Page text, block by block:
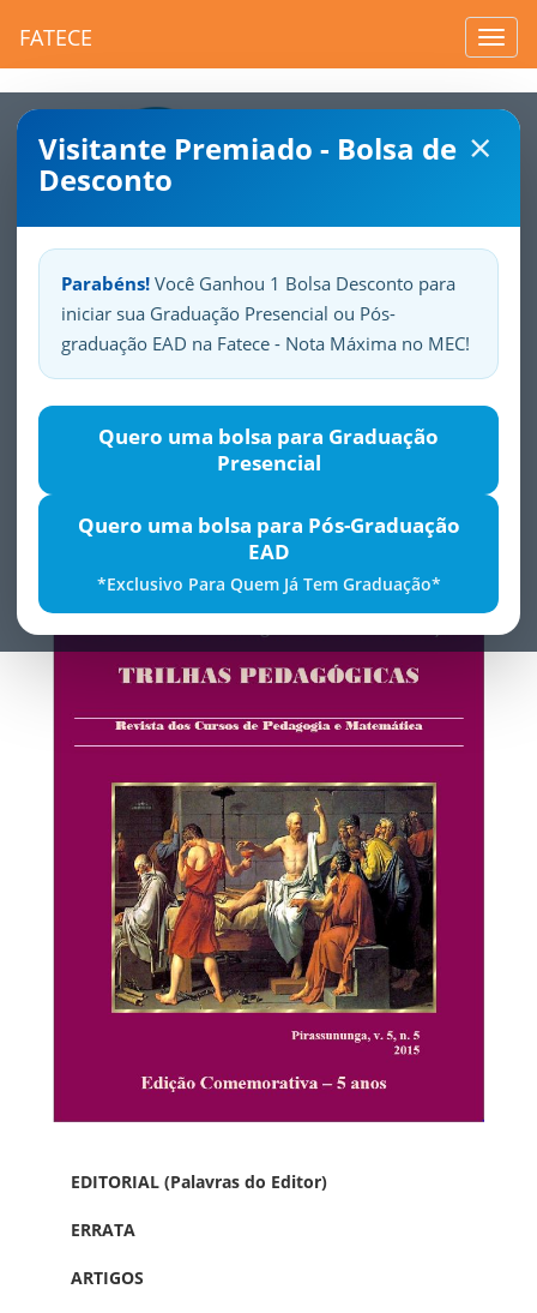
FATECE
×
Visitante Premiado - Bolsa de
Desconto
Parabéns! Você Ganhou 1 Bolsa Desconto para
iniciar sua Graduação Presencial ou Pós-
graduação EAD na Fatece - Nota Máxima no MEC!
Quero uma bolsa para Graduação
Presencial
Quero uma bolsa para Pós-Graduação
EAD
*Exclusivo Para Quem Já Tem Graduação*
SuaFatece.Seuorgulho.
navigation
EDIÇÃO 2015 - Volume 5
EDITORIAL (Palavras do Editor)
ERRATA
ARTIGOS